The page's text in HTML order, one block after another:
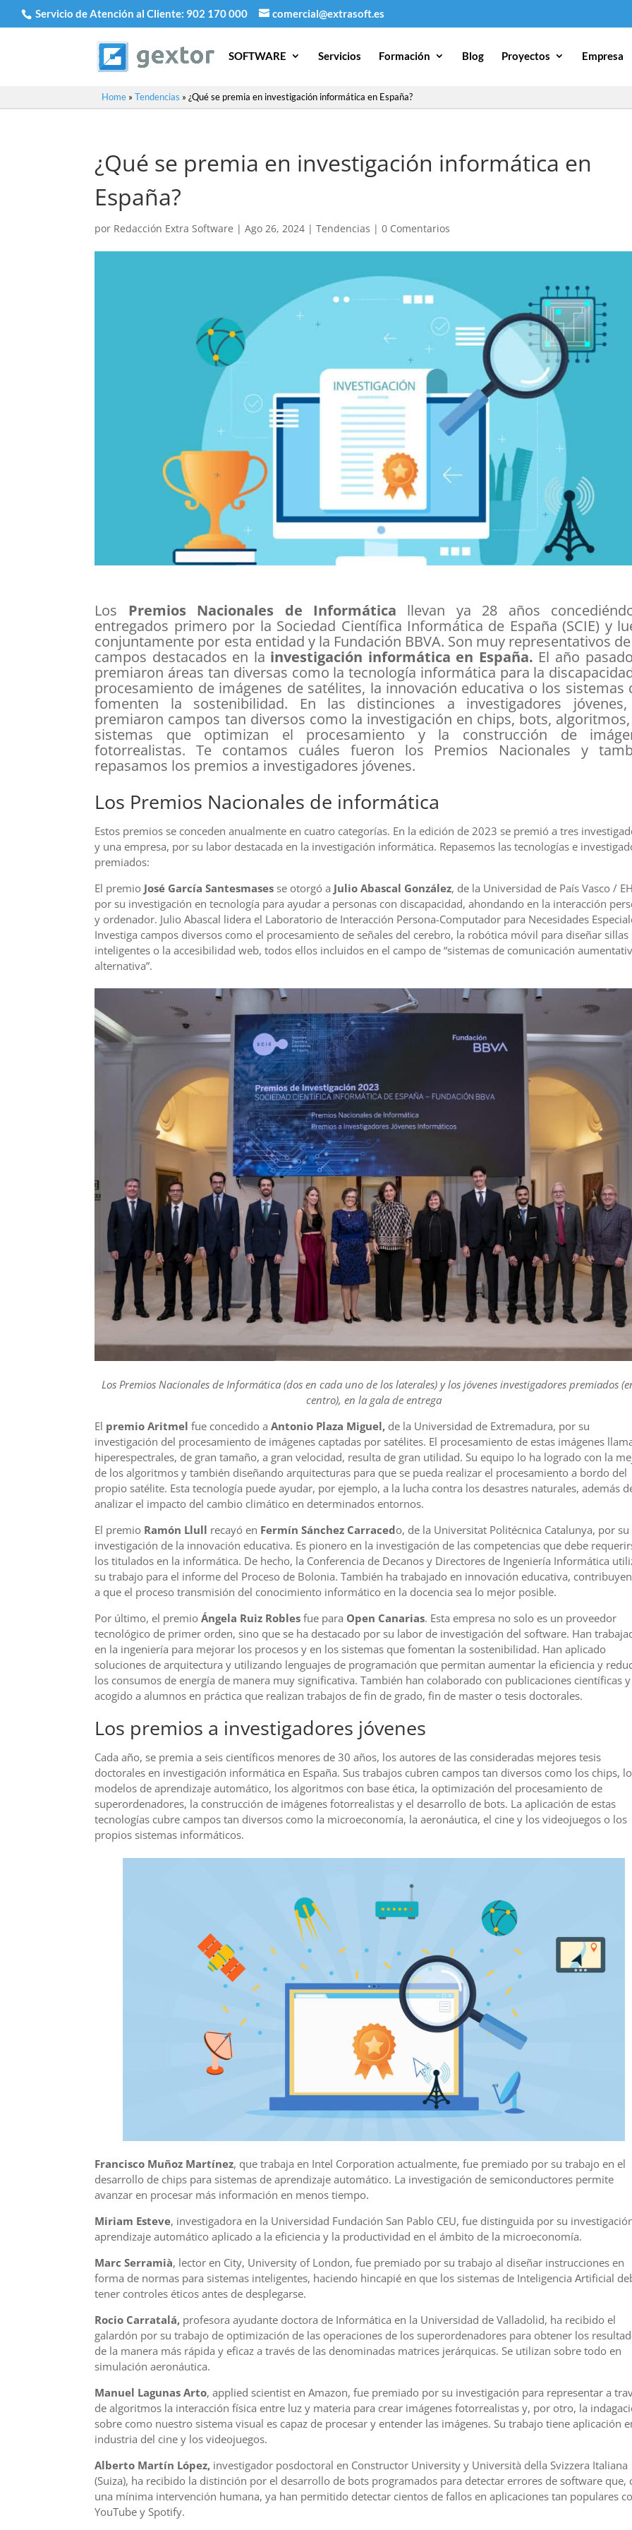
Servicio de Atención al Cliente: 902 170 000 comercial@extrasoft.es
SOFTWARE Servicios Formación Blog Proyectos Empresa
Home »Tendencias »¿Qué se premia en investigación informática en España?
¿Qué se premia en investigación informática en
España?
por Redacción Extra Software |Ago 26, 2024 |Tendencias |0 Comentarios
Los Premios Nacionales de Informática llevan ya 28 años
entregados primero por la Sociedad Científica Informática de España (SCIE) y
conjuntamente por esta entidad y la Fundación BBVA. Son muy representativos
campos destacados en la investigación informática en España. El año
premiaron áreas tan diversas como la tecnología informática para la
procesamiento de imágenes de satélites, la innovación educativa o los sistemas
fomenten la sostenibilidad. En las distinciones a investigadores
premiaron campos tan diversos como la investigación en chips, bots,
sistemas que optimizan el procesamiento y la construcción de
fotorrealistas. Te contamos cuáles fueron los Premios Nacionales y
repasamos los premios a investigadores jóvenes.
Los Premios Nacionales de informática
Estos premios se conceden anualmente en cuatro categorías. En la edición de 2023 se premió a tres
y una empresa, por su labor destacada en la investigación informática. Repasemos las tecnologías e
premiados:
El premio José García Santesmases se otorgó a Julio Abascal González, de la Universidad de País Vasco /
por su investigación en tecnología para ayudar a personas con discapacidad, ahondando en la interacción
y ordenador. Julio Abascal lidera el Laboratorio de Interacción Persona-Computador para Necesidades
Investiga campos diversos como el procesamiento de señales del cerebro, la robótica móvil para diseñar sillas
inteligentes o la accesibilidad web, todos ellos incluidos en el campo de “sistemas de comunicación
alternativa”.
Los Premios Nacionales de Informática (dos en cada uno de los laterales) y los jóvenes investigadores premiados
centro), en la gala de entrega
El premio Aritmel fue concedido a Antonio Plaza Miguel, de la Universidad de Extremadura, por su
investigación del procesamiento de imágenes captadas por satélites. El procesamiento de estas imágenes
hiperespectrales, de gran tamaño, a gran velocidad, resulta de gran utilidad. Su equipo lo ha logrado con la
de los algoritmos y también diseñando arquitecturas para que se pueda realizar el procesamiento a bordo del
propio satélite. Esta tecnología puede ayudar, por ejemplo, a la lucha contra los desastres naturales, además
analizar el impacto del cambio climático en determinados entornos.
El premio Ramón Llull recayó en Fermín Sánchez Carracedo, de la Universitat Politécnica Catalunya, por su
investigación de la innovación educativa. Es pionero en la investigación de las competencias que debe
los titulados en la informática. De hecho, la Conferencia de Decanos y Directores de Ingeniería Informática
su trabajo para el informe del Proceso de Bolonia. También ha trabajado en innovación educativa,
a que el proceso transmisión del conocimiento informático en la docencia sea lo mejor posible.
Por último, el premioÁngela Ruiz Robles fue para Open Canarias. Esta empresa no solo es un proveedor
tecnológico de primer orden, sino que se ha destacado por su labor de investigación del software. Han
en la ingeniería para mejorar los procesos y en los sistemas que fomentan la sostenibilidad. Han aplicado
soluciones de arquitectura y utilizando lenguajes de programación que permitan aumentar la eficiencia y
los consumos de energía de manera muy significativa. También han colaborado con publicaciones científicas y
acogido a alumnos en práctica que realizan trabajos de fin de grado, fin de master o tesis doctorales.
Los premios a investigadores jóvenes
Cada año, se premia a seis científicos menores de 30 años, los autores de las consideradas mejores tesis
doctorales en investigación informática en España. Sus trabajos cubren campos tan diversos como los chips,
modelos de aprendizaje automático, los algoritmos con base ética, la optimización del procesamiento de
superordenadores, la construcción de imágenes fotorrealistas y el desarrollo de bots. La aplicación de estas
tecnologías cubre campos tan diversos como la microeconomía, la aeronáutica, el cine y los videojuegos o los
propios sistemas informáticos.
Francisco Muñoz Martínez, que trabaja en Intel Corporation actualmente, fue premiado por su trabajo en el
desarrollo de chips para sistemas de aprendizaje automático. La investigación de semiconductores permite
avanzar en procesar más información en menos tiempo.
Miriam Esteve, investigadora en la Universidad Fundación San Pablo CEU, fue distinguida por su
aprendizaje automático aplicado a la eficiencia y la productividad en el ámbito de la microeconomía.
Marc Serramià, lector en City, University of London, fue premiado por su trabajo al diseñar instrucciones en
forma de normas para sistemas inteligentes, haciendo hincapié en que los sistemas de Inteligencia Artificial
tener controles éticos antes de desplegarse.
Rocio Carratalá, profesora ayudante doctora de Informática en la Universidad de Valladolid, ha recibido el
galardón por su trabajo de optimización de las operaciones de los superordenadores para obtener los
de la manera más rápida y eficaz a través de las denominadas matrices jerárquicas. Se utilizan sobre todo en
simulación aeronáutica.
Manuel Lagunas Arto, applied scientist en Amazon, fue premiado por su investigación para representar a
de algoritmos la interacción física entre luz y materia para crear imágenes fotorrealistas y, por otro, la
sobre como nuestro sistema visual es capaz de procesar y entender las imágenes. Su trabajo tiene aplicación
industria del cine y los videojuegos.
Alberto Martín López, investigador posdoctoral en Constructor University y Università della Svizzera Italiana
(Suiza), ha recibido la distinción por el desarrollo de bots programados para detectar errores de software que,
una mínima intervención humana, ya han permitido detectar cientos de fallos en aplicaciones tan populares
YouTube y Spotify.